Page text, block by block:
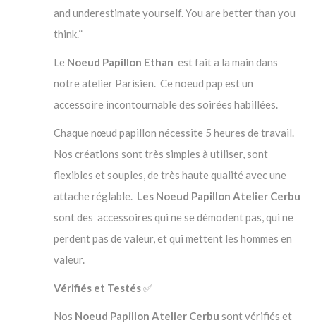
and underestimate yourself. You are better than you
think.¨
Le Noeud Papillon Ethan est fait a la main dans
notre atelier Parisien. Ce noeud pap est un
accessoire incontournable des soirées habillées.
Chaque nœud papillon nécessite 5 heures de travail.
Nos créations sont très simples à utiliser, sont
flexibles et souples, de très haute qualité avec une
attache réglable. Les Noeud Papillon Atelier Cerbu
sont des accessoires qui ne se démodent pas, qui ne
perdent pas de valeur, et qui mettent les hommes en
valeur.
Vérifiés et Testés✅
Nos Noeud Papillon Atelier Cerbu sont vérifiés et